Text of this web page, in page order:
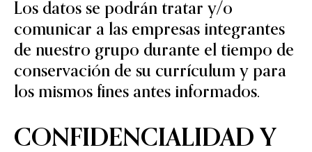
Los datos se podrán tratar y/o
comunicar a las empresas integrantes
de nuestro grupo durante el tiempo de
conservación de su currículum y para
los mismos fines antes informados.
CONFIDENCIALIDAD Y